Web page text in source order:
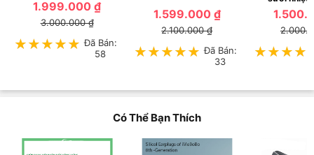
1.999.000 ₫
3.000.000 ₫
★★★★★
★★★★★ Đã Bán:
58
1.599.000 ₫
2.100.000 ₫
★★★★★
★★★★★ Đã Bán:
33
Có Thể Bạn Thích